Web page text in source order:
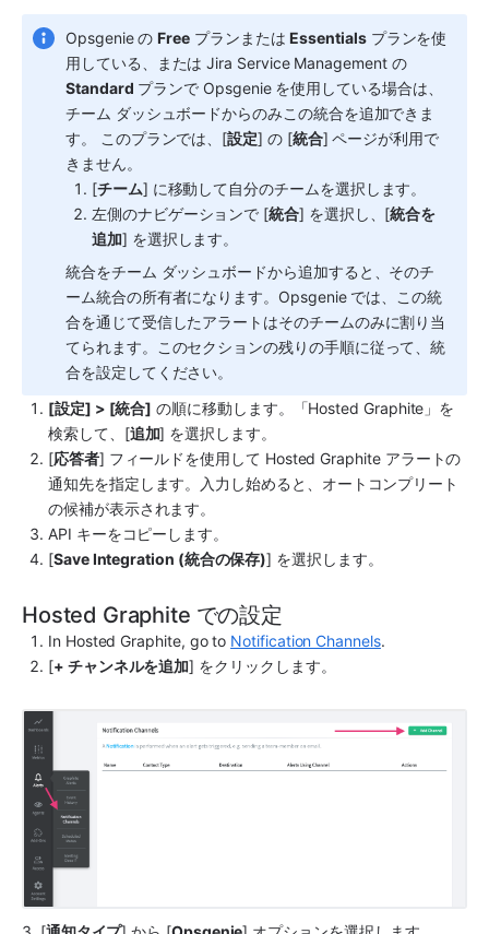
Opsgenie の Free プランまたは Essentials プランを使
用している、または Jira Service Management の
Standard プランで Opsgenie を使用している場合は、
チーム ダッシュボードからのみこの統合を追加できま
す。 このプランでは、[設定] の [統合] ページが利用で
きません。
[チーム] に移動して自分のチームを選択します。
左側のナビゲーションで [統合] を選択し、[統合を
追加] を選択します。
統合をチーム ダッシュボードから追加すると、そのチ
ーム統合の所有者になります。Opsgenie では、この統
合を通じて受信したアラートはそのチームのみに割り当
てられます。このセクションの残りの手順に従って、統
合を設定してください。
[設定] > [統合] の順に移動します。「Hosted Graphite 」を
検索して、[追加] を選択します。
[応答者] フィールドを使用して Hosted Graphite アラートの
通知先を指定します。入力し始めると、オートコンプリート
の候補が表示されます。
API キーをコピーします。
[Save Integration (統合の保存)] を選択します。
Hosted Graphite での設定
In Hosted Graphite, go to Notification Channels.
[+ チャンネルを追加] をクリックします。